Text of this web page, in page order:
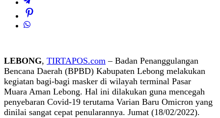
LEBONG, TIRTAPOS.com – Badan Penanggulangan
Bencana Daerah (BPBD) Kabupaten Lebong melakukan
kegiatan bagi-bagi masker di wilayah terminal Pasar
Muara Aman Lebong. Hal ini dilakukan guna mencegah
penyebaran Covid-19 terutama Varian Baru Omicron yang
dinilai sangat cepat penularannya. Jumat (18/02/2022).